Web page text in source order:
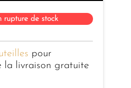
rupture de stock
pour
la livraison gratuite